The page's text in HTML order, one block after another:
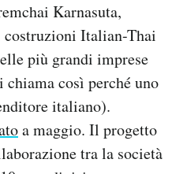
Karnasuta,
costruzioni Italian-Thai
più grandi imprese
così perché uno
italiano).
a maggio. Il progetto
tra la società